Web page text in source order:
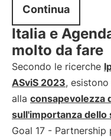
Continua
Italia e
molto da fare
Secondo le ricerche
ASviS 2023,
alla consapevolezza
sull'importanza dello
Goal 17 -